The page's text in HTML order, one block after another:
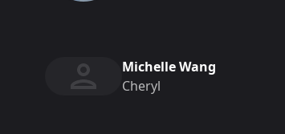
Michelle Wang
Cheryl